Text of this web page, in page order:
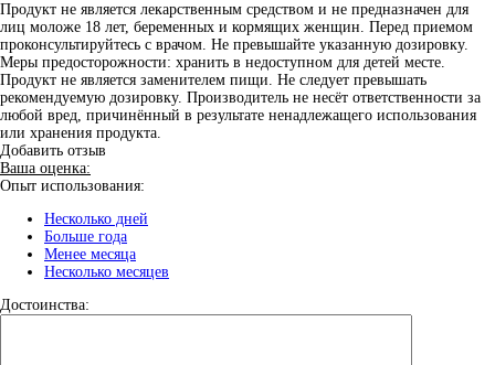
Продукт не является лекарственным средством и не предназначен для
лиц моложе 18 лет, беременных и кормящих женщин. Перед приемом
проконсультируйтесь с врачом. Не превышайте указанную дозировку.
Меры предосторожности: хранить в недоступном для детей месте.
Продукт не является заменителем пищи. Не следует превышать
рекомендуемую дозировку. Производитель не несёт ответственности за
любой вред, причинённый в результате ненадлежащего использования
или хранения продукта.
Добавить отзыв
Ваша оценка:
Опыт использования:
Несколько дней
Больше года
Менее месяца
Несколько месяцев
Достоинства: